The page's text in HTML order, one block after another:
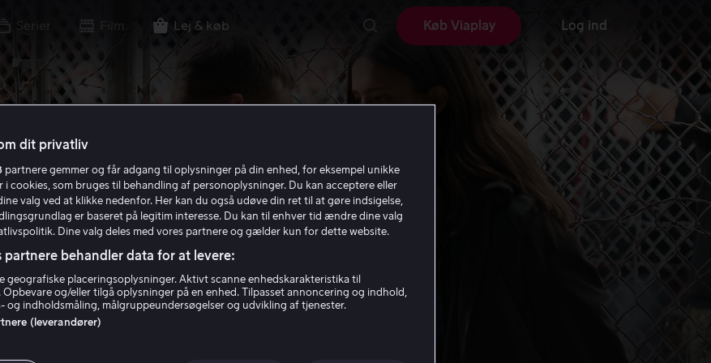
Serier Film Lej & køb Køb Viaplay Log ind
dit privatliv
partnere gemmer og får adgang til oplysninger på din enhed, for eksempel unikke
i cookies, som bruges til behandling af personoplysninger. Du kan acceptere eller
valg ved at klikke nedenfor. Her kan du også udøve din ret til at gøre indsigelse,
er baseret på legitim interesse. Du kan til enhver tid ændre dine valg
Dine valg deles med vores partnere og gælder kun for dette website.
partnere behandler data for at levere:
geografiske placeringsoplysninger. Aktivt scanne enhedskarakteristika til
og/eller tilgå oplysninger på en enhed. Tilpasset annoncering og indhold,
og indholdsmåling, målgruppeundersøgelser og udvikling af tjenester.
(leverandører)